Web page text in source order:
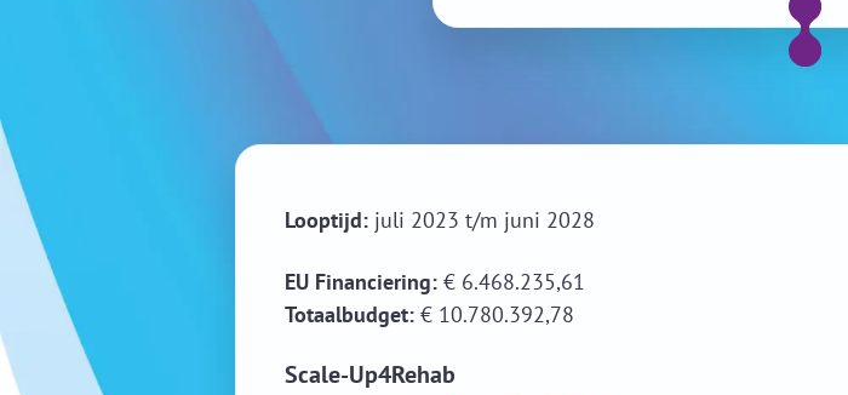
Looptijd:juli 2023 t/m juni 2028
EU Financiering:€ 6.468.235,61
Totaalbudget:€ 10.780.392,78
Scale-Up4Rehab